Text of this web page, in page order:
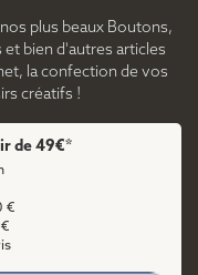
plus beaux Boutons,
bien d'autres articles
la confection de vos
créatifs !
de 49€*
€